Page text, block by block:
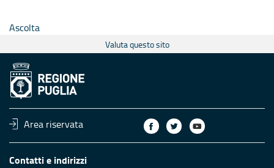
Ascolta
Valuta questo sito
Area riservata
Contatti e indirizzi